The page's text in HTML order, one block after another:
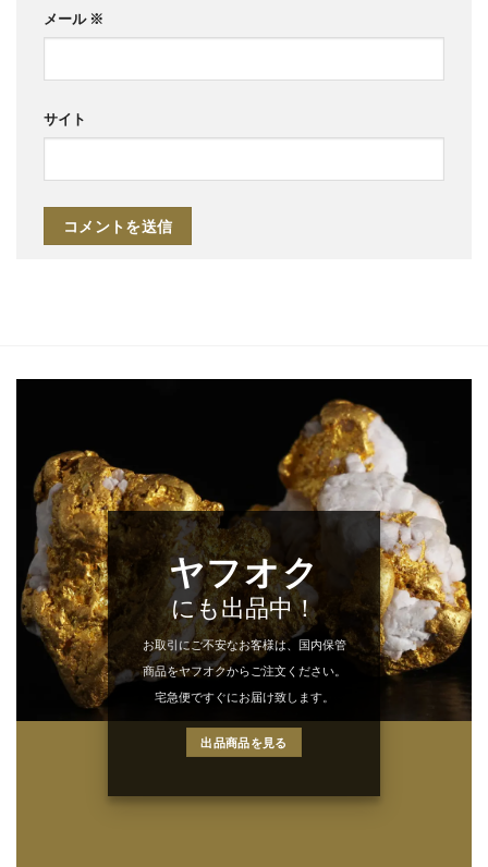
メール ※
サイト
ヤフオク
にも出品中！
お取引にご不安なお客様は、国内保管
商品をヤフオクからご注文ください。
宅急便ですぐにお届け致します。
出品商品を見る